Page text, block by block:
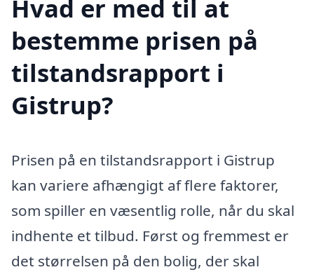
Hvad er med til at
bestemme prisen på
tilstandsrapport i
Gistrup?
Prisen på en tilstandsrapport i Gistrup
kan variere afhængigt af flere faktorer,
som spiller en væsentlig rolle, når du skal
indhente et tilbud. Først og fremmest er
det størrelsen på den bolig, der skal